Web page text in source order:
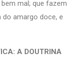
mal; que fazem
amargo doce, e
A DOUTRINA